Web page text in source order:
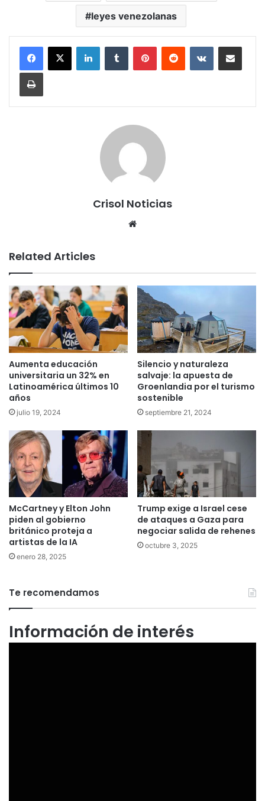
leyes venezolanas
Crisol Noticias
Related Articles
Aumenta educación
universitaria un 32% en
Latinoamérica últimos 10
años
julio 19, 2024
Silencio y naturaleza
salvaje: la apuesta de
Groenlandia por el turismo
sostenible
septiembre 21, 2024
McCartney y Elton John
piden al gobierno
británico proteja a
artistas de la IA
enero 28, 2025
Trump exige a Israel cese
de ataques a Gaza para
negociar salida de rehenes
octubre 3, 2025
Te recomendamos
Información de interés